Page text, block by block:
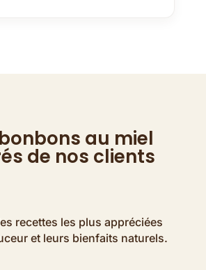
au miel
de nos clients
recettes les plus appréciées
et leurs bienfaits naturels.